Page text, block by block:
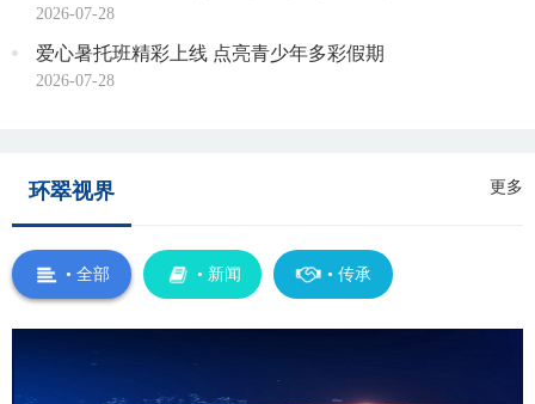
2026-07-28
爱心暑托班精彩上线 点亮青少年多彩假期
2026-07-28
环翠视界 更多
• 全部 • 新闻 • 传承